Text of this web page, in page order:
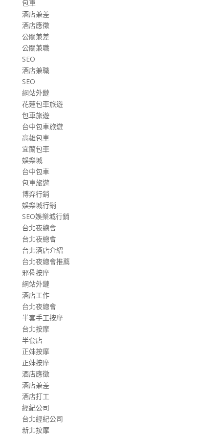
包車
酒店兼差
酒店應徵
公關兼差
公關兼職
SEO
酒店兼職
SEO
網站外鏈
花蓮包車旅遊
包車旅遊
台中包車旅遊
高雄包車
宜蘭包車
娛樂城
台中包車
包車旅遊
博弈行銷
娛樂城行銷
SEO娛樂城行銷
台北夜總會
台北夜總會
台北酒店介紹
台北夜總會推薦
邪骨按摩
網站外鏈
酒店工作
台北夜總會
半套手工按摩
台北按摩
半套店
正妹按摩
正妹按摩
酒店應徵
酒店兼差
酒店打工
經紀公司
台北經紀公司
新北按摩